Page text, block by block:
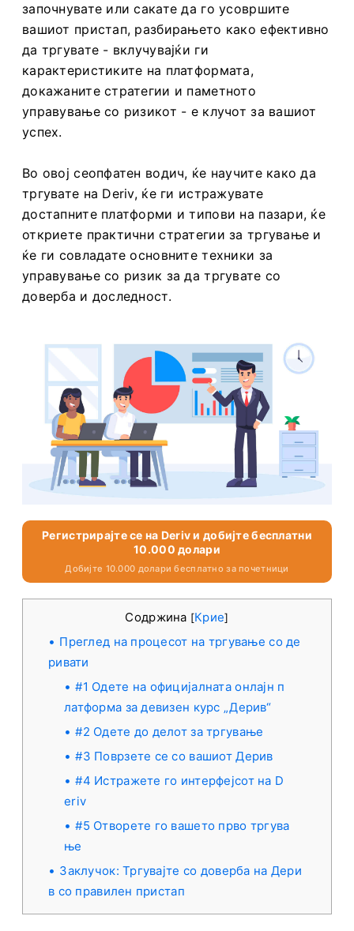
започнувате или сакате да го усовршите
вашиот пристап, разбирањето како ефективно
да тргувате - вклучувајќи ги
карактеристиките на платформата,
докажаните стратегии и паметното
управување со ризикот - е клучот за вашиот
успех.
Во овој сеопфатен водич, ќе научите како да
тргувате на Deriv, ќе ги истражувате
достапните платформи и типови на пазари, ќе
откриете практични стратегии за тргување и
ќе ги совладате основните техники за
управување со ризик за да тргувате со
доверба и доследност.
Регистрирајте се на Deriv и добијте бесплатни
10.000 долари
Добијте 10.000 долари бесплатно за почетници
Содржина [Крие]
Преглед на процесот на тргување со де
ривати
#1 Одете на официјалната онлајн п
латформа за девизен курс „Дерив“
#2 Одете до делот за тргување
#3 Поврзете се со вашиот Дерив
#4 Истражете го интерфејсот на D
eriv
#5 Отворете го вашето прво тргува
ње
Заклучок: Тргувајте со доверба на Дери
в со правилен пристап